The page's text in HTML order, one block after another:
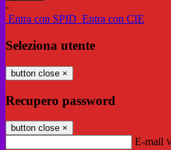
-
Entra con SPID Entra con CIE
Seleziona utente
button close ×
Recupero password
button close ×
E-mail